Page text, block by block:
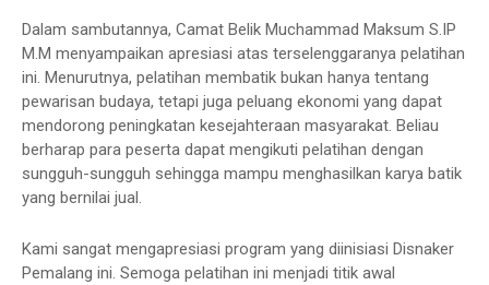
Dalam sambutannya, Camat Belik Muchammad Maksum S.IP
M.M menyampaikan apresiasi atas terselenggaranya pelatihan
ini. Menurutnya, pelatihan membatik bukan hanya tentang
pewarisan budaya, tetapi juga peluang ekonomi yang dapat
mendorong peningkatan kesejahteraan masyarakat. Beliau
berharap para peserta dapat mengikuti pelatihan dengan
sungguh-sungguh sehingga mampu menghasilkan karya batik
yang bernilai jual.
Kami sangat mengapresiasi program yang diinisiasi Disnaker
Pemalang ini. Semoga pelatihan ini menjadi titik awal